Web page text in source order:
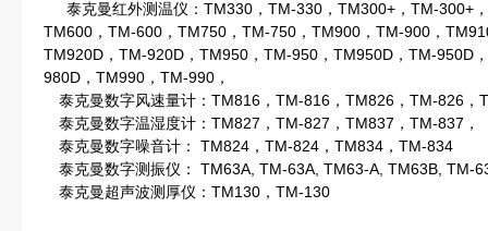
泰克曼红外测温仪：TM330，TM-330，TM300+，TM-300+
TM600，TM-600，TM750，TM-750，TM900，TM-900，
TM920D，TM-920D，TM950，TM-950，TM950D，TM-950D
980D，TM990，TM-990，
泰克曼数字风速量计：TM816，TM-816，TM826，TM-826，
泰克曼数字温湿度计：TM827，TM-827，TM837，TM-837，
泰克曼数字噪音计： TM824，TM-824，TM834，TM-834
泰克曼数字测振仪： TM63A, TM-63A, TM63-A, TM63B, TM-
泰克曼超声波测厚仪：TM130，TM-130